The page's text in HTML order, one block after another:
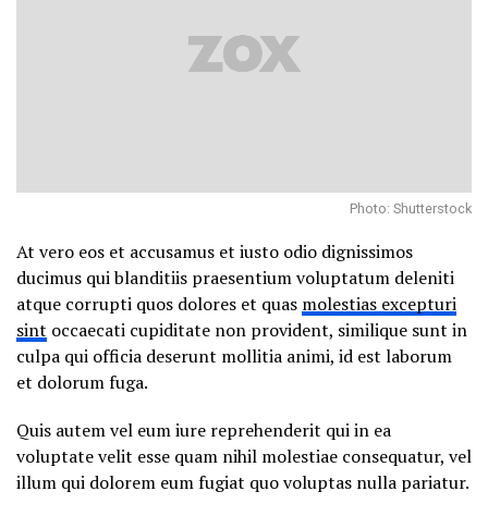
Photo: Shutterstock
At vero eos et accusamus et iusto odio dignissimos
ducimus qui blanditiis praesentium voluptatum deleniti
atque corrupti quos dolores et quas molestias excepturi
sint occaecati cupiditate non provident, similique sunt in
culpa qui officia deserunt mollitia animi, id est laborum
et dolorum fuga.
Quis autem vel eum iure reprehenderit qui in ea
voluptate velit esse quam nihil molestiae consequatur, vel
illum qui dolorem eum fugiat quo voluptas nulla pariatur.